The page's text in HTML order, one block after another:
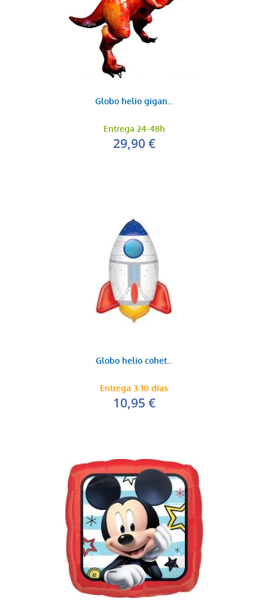
Globo helio gigan...
Entrega 24-48h
29,90 €
Globo helio cohet...
Entrega 3-10 días
10,95 €